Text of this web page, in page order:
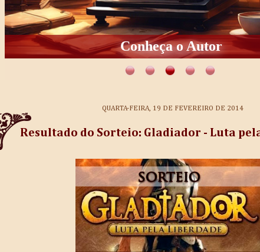
Conheça o Autor
QUARTA-FEIRA, 19 DE FEVEREIRO DE 2014
Resultado do Sorteio: Gladiador - Luta